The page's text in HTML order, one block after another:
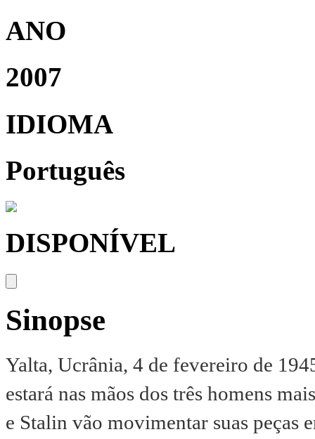
ANO
2007
IDIOMA
Português
DISPONÍVEL
Sinopse
Yalta, Ucrânia, 4 de fevereiro de
estará nas mãos dos três homens
e Stalin vão movimentar suas peças